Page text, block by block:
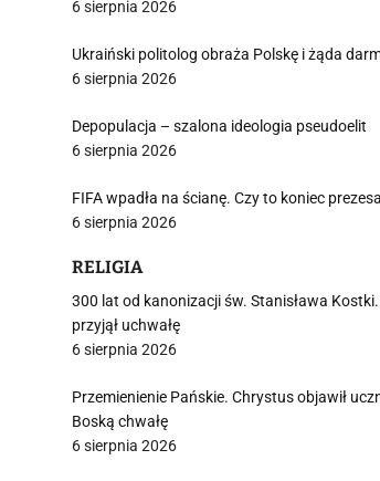
6 sierpnia 2026
Ukraiński politolog obraża Polskę i żąda
6 sierpnia 2026
Depopulacja – szalona ideologia pseudoelit
6 sierpnia 2026
FIFA wpadła na ścianę. Czy to koniec
6 sierpnia 2026
RELIGIA
300 lat od kanonizacji św. Stanisława
przyjął uchwałę
6 sierpnia 2026
Przemienienie Pańskie. Chrystus objawił
Boską chwałę
6 sierpnia 2026